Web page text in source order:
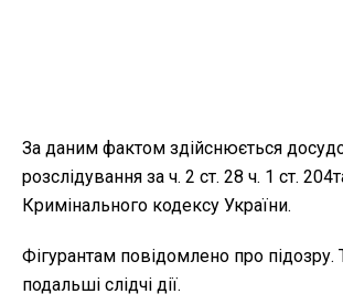
За даним фактом здійснюється
розслідування за ч. 2 ст. 28 ч. 1 ст.
Кримінального кодексу України.
Фігурантам повідомлено про підозру.
подальші слідчі дії.